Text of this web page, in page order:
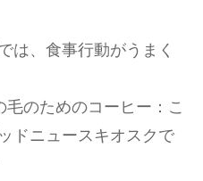
は、食事行動がうまく
のためのコーヒー：こ
ドニュースキオスクで